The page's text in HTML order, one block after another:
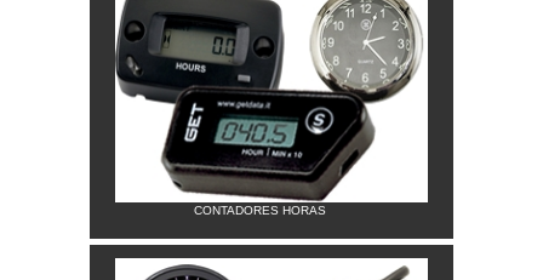
CONTADORES HORAS